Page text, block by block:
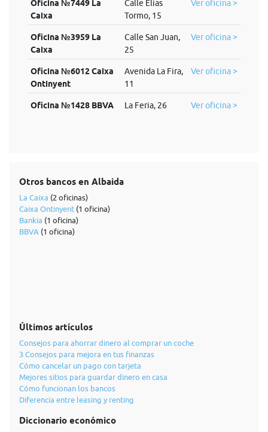
Oficina №7449 La
Caixa
Calle Elias
Tormo, 15
Ver oficina >
Oficina №3959 La
Caixa
Calle San Juan,
25
Ver oficina >
Oficina №6012 Caixa
Ontinyent
Avenida La Fira,
11
Ver oficina >
Oficina №1428 BBVA La Feria, 26 Ver oficina >
Otros bancos en Albaida
La Caixa (2 oficinas)
Caixa Ontinyent (1 oficina)
Bankia (1 oficina)
BBVA (1 oficina)
Últimos artículos
Consejos para ahorrar dinero al comprar un coche
3 Consejos para mejora en tus finanzas
Cómo cancelar un pago con tarjeta
Mejores sitios para guardar dinero en casa
Cómo funcionan los bancos
Diferencia entre leasing y renting
Diccionario económico